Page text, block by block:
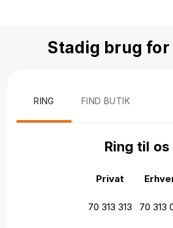
Stadig brug
RING FIND BUTIK
Ring til os
Privat
70 313 313 70 313